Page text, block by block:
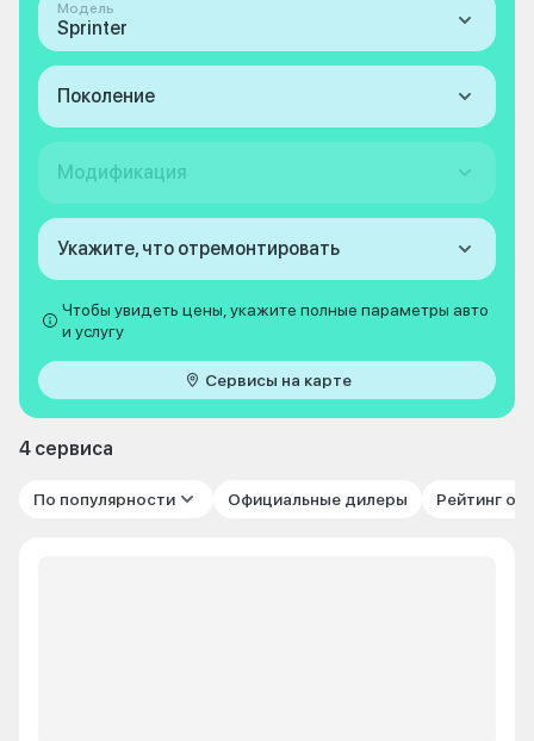
Модель
Sprinter
Поколение
Модификация
Укажите, что отремонтировать
Чтобы увидеть цены, укажите полные параметры авто
и услугу
Сервисы на карте
4 сервиса
По популярности Официальные дилеры Рейтинг